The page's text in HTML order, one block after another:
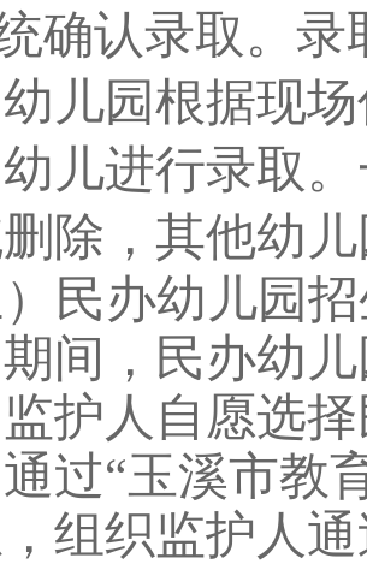
确认录取。录
儿园根据现
儿进行录取 。
除，其他幼
）民办幼儿园
期间，民办幼
护人自愿选
过“玉溪市教
组织监护人